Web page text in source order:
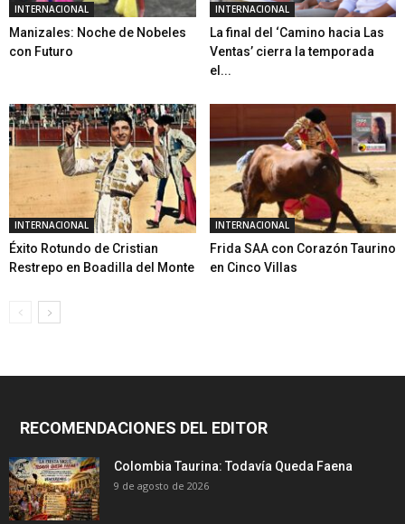
INTERNACIONAL
Manizales: Noche de Nobeles
con Futuro
INTERNACIONAL
La final del ‘Camino hacia Las
Ventas’ cierra la temporada
el...
INTERNACIONAL
Éxito Rotundo de Cristian
Restrepo en Boadilla del Monte
INTERNACIONAL
Frida SAA con Corazón Taurino
en Cinco Villas
RECOMENDACIONES DEL EDITOR
Colombia Taurina: Todavía Queda Faena
9 de agosto de 2026